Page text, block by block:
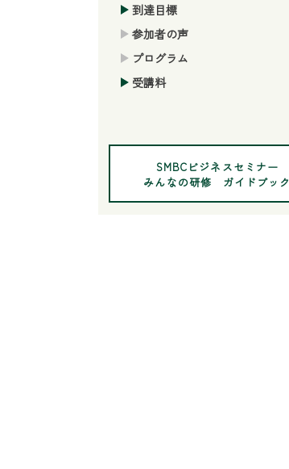
到達目標
参加者の声
プログラム
受講料
SMBCビジネスセミナー
みんなの研修 ガイドブック